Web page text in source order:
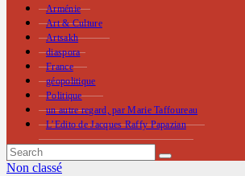
Arménie
Art & Culture
Artsakh
diaspora
France
géopolitique
Politique
un autre regard, par Marie Taffoureau
L’Edito de Jacques Raffy Papazian
Non classé